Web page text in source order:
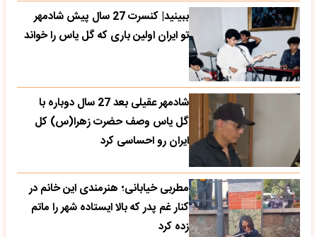
ببینید| کنسرت 27 سال پیش شادمهر
تو ایران اولین باری که گل یاس را خواند
شادمهر عقیلی بعد 27 سال دوباره با
گل یاس وصف حضرت زهرا(س) کل
ایران رو احساسی کرد
مطربی خیابانی؛ هنرمندی این خانم در
کنار غم پدر که بالا ایستاده شهر را ماتم
زده کرد